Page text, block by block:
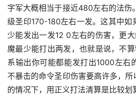
字军大概相当于接近480左右的法伤
级圣印170-180左右一发。这其中如
少能发出一发12 0左右的伤害，更
魔最少能打出两发，也就是说，不
系输出你可能都能发打出1000左右
不暴击的命令圣印伤害要高许多，
的情况下，用正义打法清算是比较划